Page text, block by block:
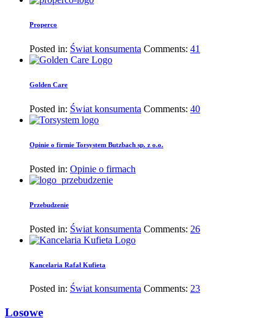
Properco
Posted in: Świat konsumenta Comments: 41
Golden Care
Posted in: Świat konsumenta Comments: 40
Opinie o firmie Torsystem Butzbach sp. z o.o.
Posted in: Opinie o firmach
Przebudzenie
Posted in: Świat konsumenta Comments: 26
Kancelaria Rafał Kufieta
Posted in: Świat konsumenta Comments: 23
Losowe